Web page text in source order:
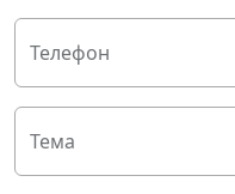
Телефон
Тема